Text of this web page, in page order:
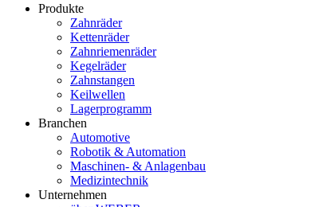
Produkte
Zahnräder
Kettenräder
Zahnriemenräder
Kegelräder
Zahnstangen
Keilwellen
Lagerprogramm
Branchen
Automotive
Robotik & Automation
Maschinen- & Anlagenbau
Medizintechnik
Unternehmen